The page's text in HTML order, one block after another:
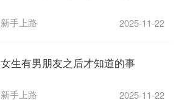
新手上路 2025-11-22
女生有男朋友之后才知道的事
新手上路 2025-11-22